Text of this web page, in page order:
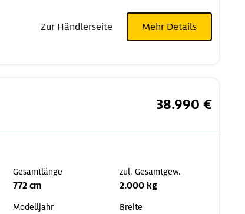
Zur Händlerseite Mehr Details
38.990 €
Gesamtlänge
772 cm
zul. Gesamtgew.
2.000 kg
Modelljahr Breite